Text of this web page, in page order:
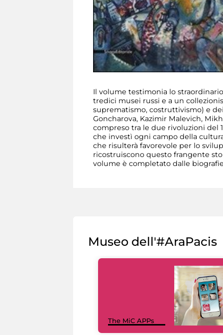
Il volume testimonia lo
tredici musei russi e a un
suprematismo, costruttivismo) e
Goncharova, Kazimir Malevich,
compreso tra le due rivoluzioni del
che investì ogni campo della
che risulterà favorevole per lo
ricostruiscono questo frangente
volume è completato dalle
Museo dell'#AraPacis
The MiC APPs